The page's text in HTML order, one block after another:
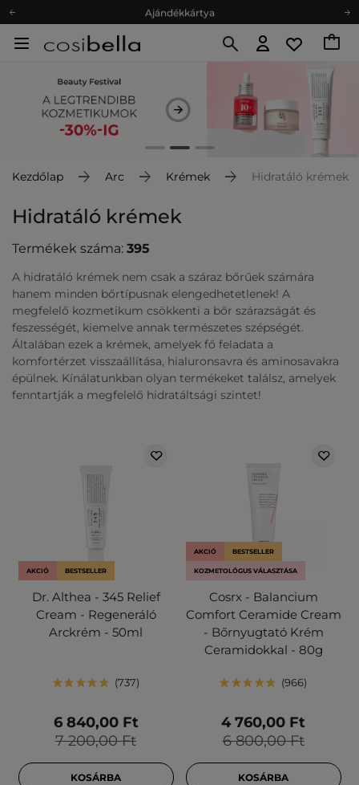
Ajándékkártya
Ingyenes szállítás 15 000 Ft-tól
Ajándékkártya
Kezdőlap Arc Krémek Hidratáló krémek
Hidratáló krémek
Termékek száma: 395
A hidratáló krémek nem csak a száraz bőrűek számára
hanem minden bőrtípusnak elengedhetetlenek! A
megfelelő kozmetikum csökkenti a bőr szárazságát és
feszességét, kiemelve annak természetes szépségét.
Általában ezek a krémek, amelyek fő feladata a
komfortérzet visszaállítása, hialuronsavra és aminosavakra
épülnek. Kínálatunkban olyan termékeket találsz, amelyek
fenntartják a megfelelő hidratáltsági szintet!
AKCIÓ BESTSELLER
Dr. Althea - 345 Relief
Cream - Regeneráló
Arckrém - 50ml
737
7 200,00 Ft
6 840,00 Ft
KOSÁRBA
AKCIÓ BESTSELLER
KOZMETOLÓGUS VÁLASZTÁSA
Cosrx - Balancium
Comfort Ceramide Cream
- Bőrnyugtató Krém
Ceramidokkal - 80g
966
6 800,00 Ft
4 760,00 Ft
KOSÁRBA